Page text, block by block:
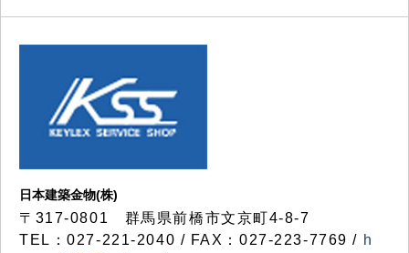
日本建築金物(株)
〒317‐0801 群馬県前橋市文京町4-8-7
TEL：027-221-2040 / FAX：027-223-7769 / h